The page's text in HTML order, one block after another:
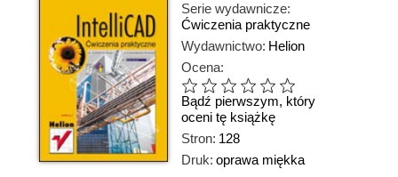
Serie wydawnicze:
Ćwiczenia praktyczne
Wydawnictwo: Helion
Ocena:
Bądź pierwszym, który
oceni tę książkę
Stron: 128
Druk: oprawa miękka